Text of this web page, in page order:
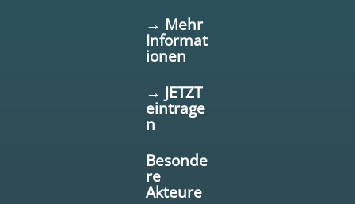
→ Mehr
Informat
ionen
→ JETZT
eintrage
n
Besonde
re
Akteure